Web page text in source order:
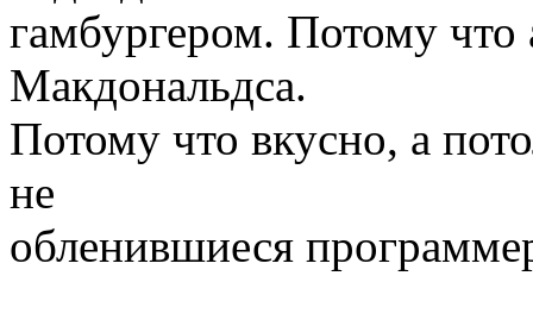
гамбургером. Потому
Макдональдса.
Потому что вкусно, а
не
обленившиеся